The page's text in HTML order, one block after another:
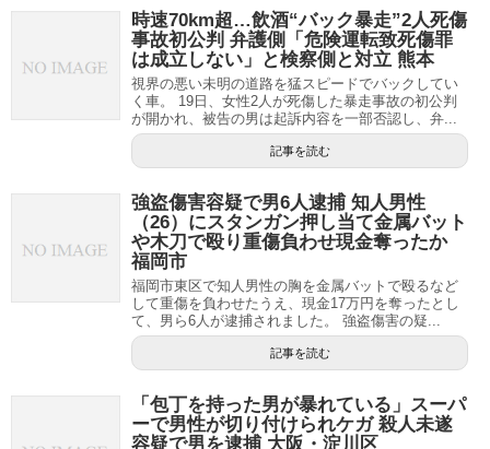
時速70km超…飲酒“バック暴走”2人死傷
事故初公判 弁護側「危険運転致死傷罪
は成立しない」と検察側と対立 熊本
視界の悪い未明の道路を猛スピードでバックしてい
く車。 19日、女性2人が死傷した暴走事故の初公判
が開かれ、被告の男は起訴内容を一部否認し、弁...
記事を読む
強盗傷害容疑で男6人逮捕 知人男性
（26）にスタンガン押し当て金属バット
や木刀で殴り重傷負わせ現金奪ったか
福岡市
福岡市東区で知人男性の胸を金属バットで殴るなど
して重傷を負わせたうえ、現金17万円を奪ったとし
て、男ら6人が逮捕されました。 強盗傷害の疑...
記事を読む
「包丁を持った男が暴れている」スーパ
ーで男性が切り付けられケガ 殺人未遂
容疑で男を逮捕 大阪・淀川区